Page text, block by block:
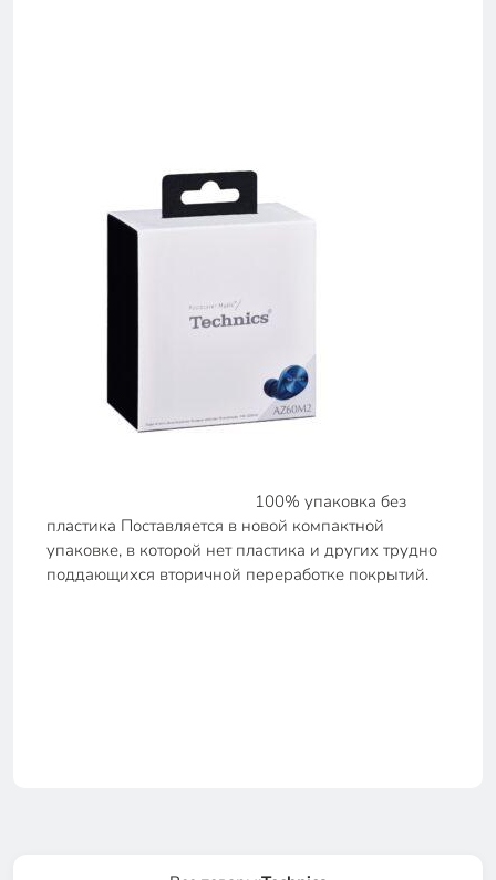
100% упаковка без
пластика Поставляется в новой компактной
упаковке, в которой нет пластика и других трудно
поддающихся вторичной переработке покрытий.